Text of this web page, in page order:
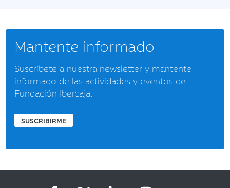
Mantente informado
Suscríbete a nuestra newsletter y mantente
informado de las actividades y eventos de
Fundación Ibercaja.
SUSCRIBIRME